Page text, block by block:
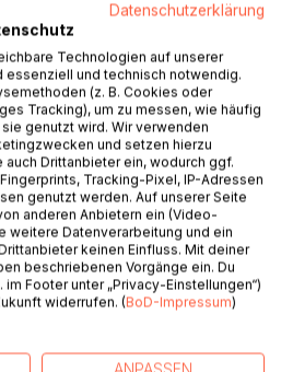
in einsamen Büroräumen oder
Kapiteln dieses Buches
unterschiedlichen Genres,
um fünf ursprüngliche
zu bringen.
offices or in the middle of
of this book, the author
genres, themes and writing
script versions into prose form.
Datenschutzerklärung
Technologien auf unserer
essenziell und technisch notwendig.
(z. B. Cookies oder
Tracking), um zu messen, wie häufig
genutzt wird. Wir verwenden
und setzen hierzu
Drittanbieter ein, wodurch ggf.
Tracking-Pixel, IP-Adressen
genutzt werden. Auf unserer Seite
anderen Anbietern ein (Video-
weitere Datenverarbeitung und ein
keinen Einfluss. Mit deiner
beschriebenen Vorgänge ein. Du
Footer unter „Privacy-Einstellungen“)
widerrufen. (BoD-Impressum)